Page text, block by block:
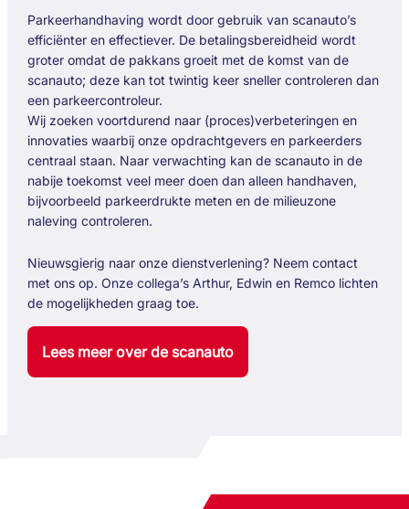
Parkeerhandhaving wordt door gebruik van scanauto’s
efficiënter en effectiever. De betalingsbereidheid wordt
groter omdat de pakkans groeit met de komst van de
scanauto; deze kan tot twintig keer sneller controleren dan
een parkeercontroleur.
Wij zoeken voortdurend naar (proces)verbeteringen en
innovaties waarbij onze opdrachtgevers en parkeerders
centraal staan. Naar verwachting kan de scanauto in de
nabije toekomst veel meer doen dan alleen handhaven,
bijvoorbeeld parkeerdrukte meten en de milieuzone
naleving controleren.
Nieuwsgierig naar onze dienstverlening? Neem contact
met ons op. Onze collega’s Arthur, Edwin en Remco lichten
de mogelijkheden graag toe.
Lees meer over de scanauto